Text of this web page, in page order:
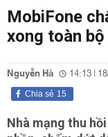
MobiFone
xong toàn
Nguyễn Hà 14:13 |
15
Chia sẻ
Nhà mạng thu